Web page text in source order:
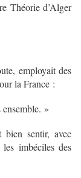
Théorie d’Alger
employait des
la France :
»
sentir, avec
les imbéciles des